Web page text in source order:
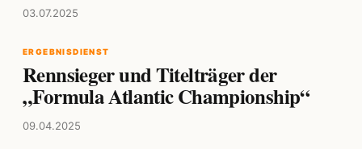
03.07.2025
ERGEBNISDIENST
Rennsieger und Titelträger der
„Formula Atlantic Championship“
09.04.2025